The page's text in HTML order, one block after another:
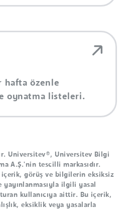
hafta özenle
oynatma listeleri.
Universitev®, Universitev Bilgi
A.Ş.'nin tescilli markasıdır.
görüş ve bilgilerin eksiksiz
ilgili yasal
kullanıcıya aittir. Bu içerik,
eksiklik veya yasalarla